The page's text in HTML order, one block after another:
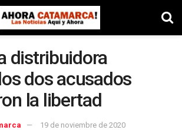
distribuidora
dos acusados
la libertad
19 de noviembre de 2020